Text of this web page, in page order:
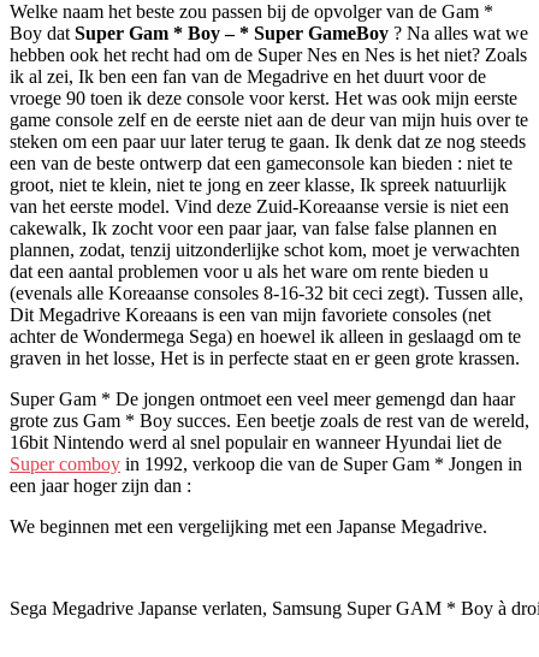
Welke naam het beste zou passen bij de opvolger van de Gam *
Boy dat Super Gam * Boy – * Super GameBoy ? Na alles wat we
hebben ook het recht had om de Super Nes en Nes is het niet? Zoals
ik al zei, Ik ben een fan van de Megadrive en het duurt voor de
vroege 90 toen ik deze console voor kerst. Het was ook mijn eerste
game console zelf en de eerste niet aan de deur van mijn huis over te
steken om een ​​paar uur later terug te gaan. Ik denk dat ze nog steeds
een van de beste ontwerp dat een gameconsole kan bieden : niet te
groot, niet te klein, niet te jong en zeer klasse, Ik spreek natuurlijk
van het eerste model. Vind deze Zuid-Koreaanse versie is niet een
cakewalk, Ik zocht voor een paar jaar, van false false plannen en
plannen, zodat, tenzij uitzonderlijke schot kom, moet je verwachten
dat een aantal problemen voor u als het ware om rente bieden u
(evenals alle Koreaanse consoles 8-16-32 bit ceci zegt). Tussen alle,
Dit Megadrive Koreaans is een van mijn favoriete consoles (net
achter de Wondermega Sega) en hoewel ik alleen in geslaagd om te
graven in het losse, Het is in perfecte staat en er geen grote krassen.
Super Gam * De jongen ontmoet een veel meer gemengd dan haar
grote zus Gam * Boy succes. Een beetje zoals de rest van de wereld,
16bit Nintendo werd al snel populair en wanneer Hyundai liet de
Super comboy in 1992, verkoop die van de Super Gam * Jongen in
een jaar hoger zijn dan :
We beginnen met een vergelijking met een Japanse Megadrive.
Sega Megadrive Japanse verlaten, Samsung Super GAM * Boy à